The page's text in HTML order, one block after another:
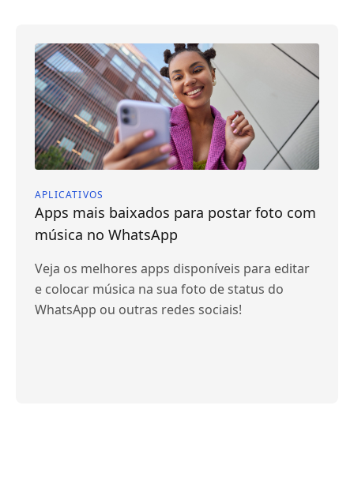
APLICATIVOS
Apps mais baixados para postar foto com
música no WhatsApp
Veja os melhores apps disponíveis para editar
e colocar música na sua foto de status do
WhatsApp ou outras redes sociais!